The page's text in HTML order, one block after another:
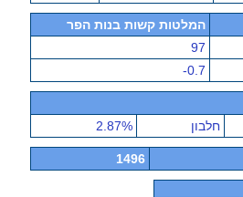
המלטות קשות בנות הפר
97
-0.7
חלבון 2.87%
1496